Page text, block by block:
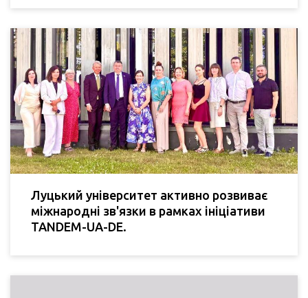
Луцький університет активно розвиває
міжнародні зв'язки в рамках ініціативи
TANDEM-UA-DE.